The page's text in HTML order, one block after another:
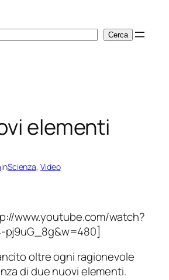
Cerca
elementi
inScienza, Video
www.youtube.com/watch?
pj9uG_8g&w=480]
oltre ogni ragionevole
di due nuovi elementi.